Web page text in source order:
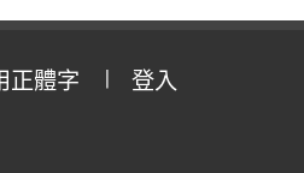
正體字 登入